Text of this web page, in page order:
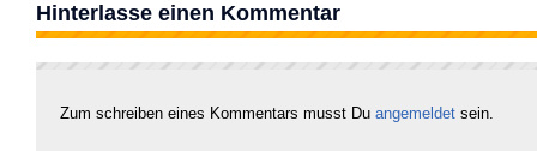
Hinterlasse einen Kommentar
Zum schreiben eines Kommentars musst Du angemeldet sein.